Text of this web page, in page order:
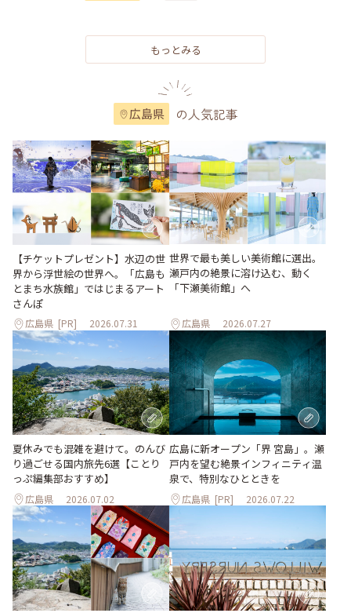
もっとみる
広島県 の人気記事
【チケットプレゼント】水辺の世
界から浮世絵の世界へ。「広島も
とまち水族館」ではじまるアート
さんぽ
広島県 [PR] 2026.07.31
世界で最も美しい美術館に選出。
瀬戸内の絶景に溶け込む、動く
「下瀬美術館」へ
広島県 2026.07.27
夏休みでも混雑を避けて。のんび
り過ごせる国内旅先6選【ことり
っぷ編集部おすすめ】
広島県 2026.07.02
広島に新オープン「界 宮島」。瀬
戸内を望む絶景インフィニティ温
泉で、特別なひとときを
広島県 [PR] 2026.07.22